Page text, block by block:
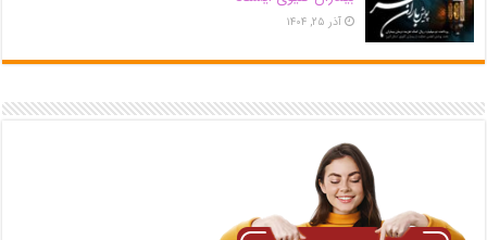
آذر ۲۵, ۱۴۰۴